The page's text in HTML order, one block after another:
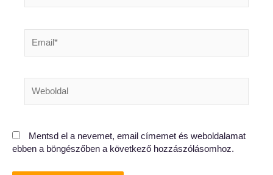
Mentsd el a nevemet, email címemet és weboldalamat
ebben a böngészőben a következő hozzászólásomhoz.